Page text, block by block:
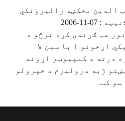
الدين مخکښد راليږونکي
هم ګړندی کړه ترڅو د
اړخونو ا با سين لا
درته د کمپيوټر اړوند
ژبه دروليږم د خپرولو
سو ک...